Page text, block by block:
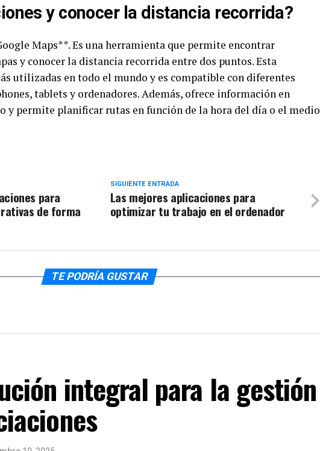
y conocer la distancia recorrida?
Maps**. Es una herramienta que permite encontrar
y conocer la distancia recorrida entre dos puntos. Esta
utilizadas en todo el mundo y es compatible con diferentes
tablets y ordenadores. Además, ofrece información en
y permite planificar rutas en función de la hora del día o el medio
SIGUIENTE ENTRADA
Las mejores aplicaciones para
optimizar tu trabajo en el ordenador
para
de forma
TE PODRÍA GUSTAR
integral para la gestión